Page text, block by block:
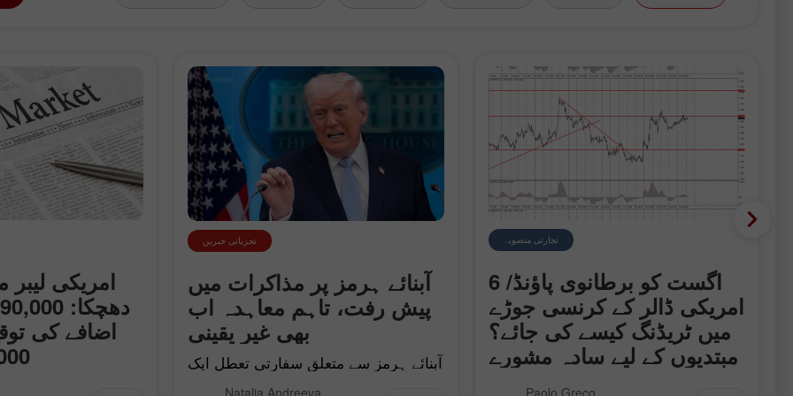
امریکی لیبر
اضافے کی
امریکی بیورو آف
تجزیاتی خبریں
آبنائے ہرمز پر مذاکرات میں
پیش رفت، تاہم معاہدہ اب
بھی غیر یقینی
آبنائے ہرمز سے متعلق سفارتی تعطل ایک
Natalia Andreeva
تجارتی منصوبہ
6 اگست کو برطانوی پاؤنڈ/
امریکی ڈالر کے کرنسی جوڑے
میں ٹریڈنگ کیسے کی جائے؟
مبتدیوں کے لیے سادہ مشورے
اور ٹریڈ کا جائزہ
بدھ کے روز برطانوی پاؤنڈ/امریکی ڈالر
Paolo Greco